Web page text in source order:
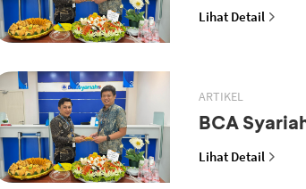
Lihat Detail
ARTIKEL
BCA
Lihat Detail